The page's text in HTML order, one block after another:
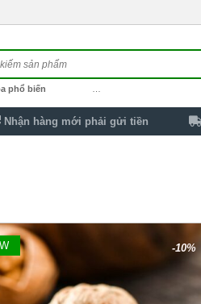
phổ biến
Nhận hàng mới phải gửi tiền
-10%